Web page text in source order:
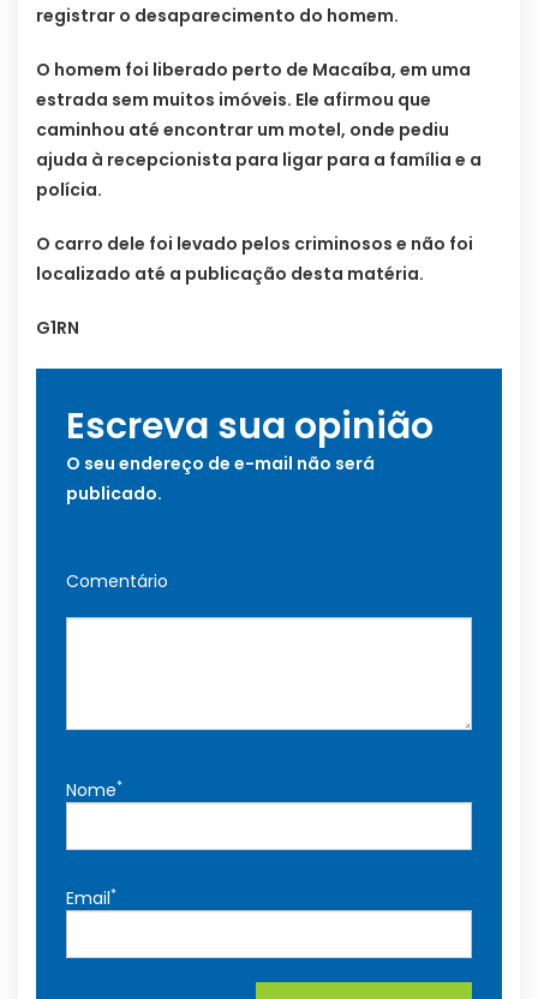
registrar o desaparecimento do homem.
O homem foi liberado perto de Macaíba, em uma
estrada sem muitos imóveis. Ele afirmou que
caminhou até encontrar um motel, onde pediu
ajuda à recepcionista para ligar para a família e a
polícia.
O carro dele foi levado pelos criminosos e não foi
localizado até a publicação desta matéria.
G1RN
Escreva sua opinião
O seu endereço de e-mail não será
publicado.
Comentário
Nome*
Email*